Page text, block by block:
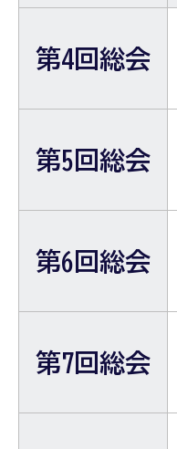
第4回総会
第5回総会
第6回総会
第7回総会